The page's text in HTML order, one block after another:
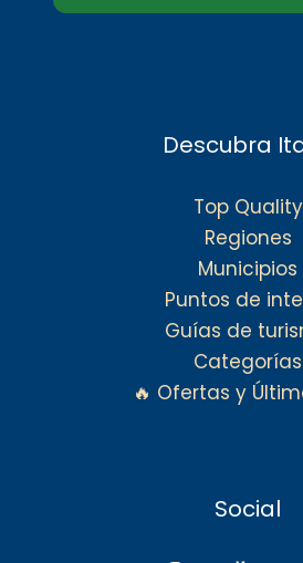
Descubra
Top Quality
Regiones
Municipios
Puntos de
Guías de
Categorías
🔥 Ofertas y
Social